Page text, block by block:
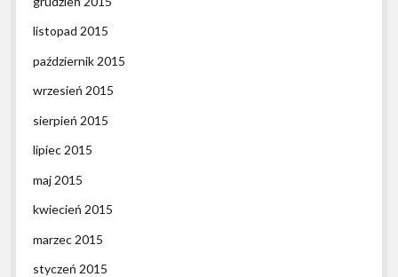
listopad 2015
październik 2015
wrzesień 2015
sierpień 2015
lipiec 2015
maj 2015
kwiecień 2015
marzec 2015
styczeń 2015